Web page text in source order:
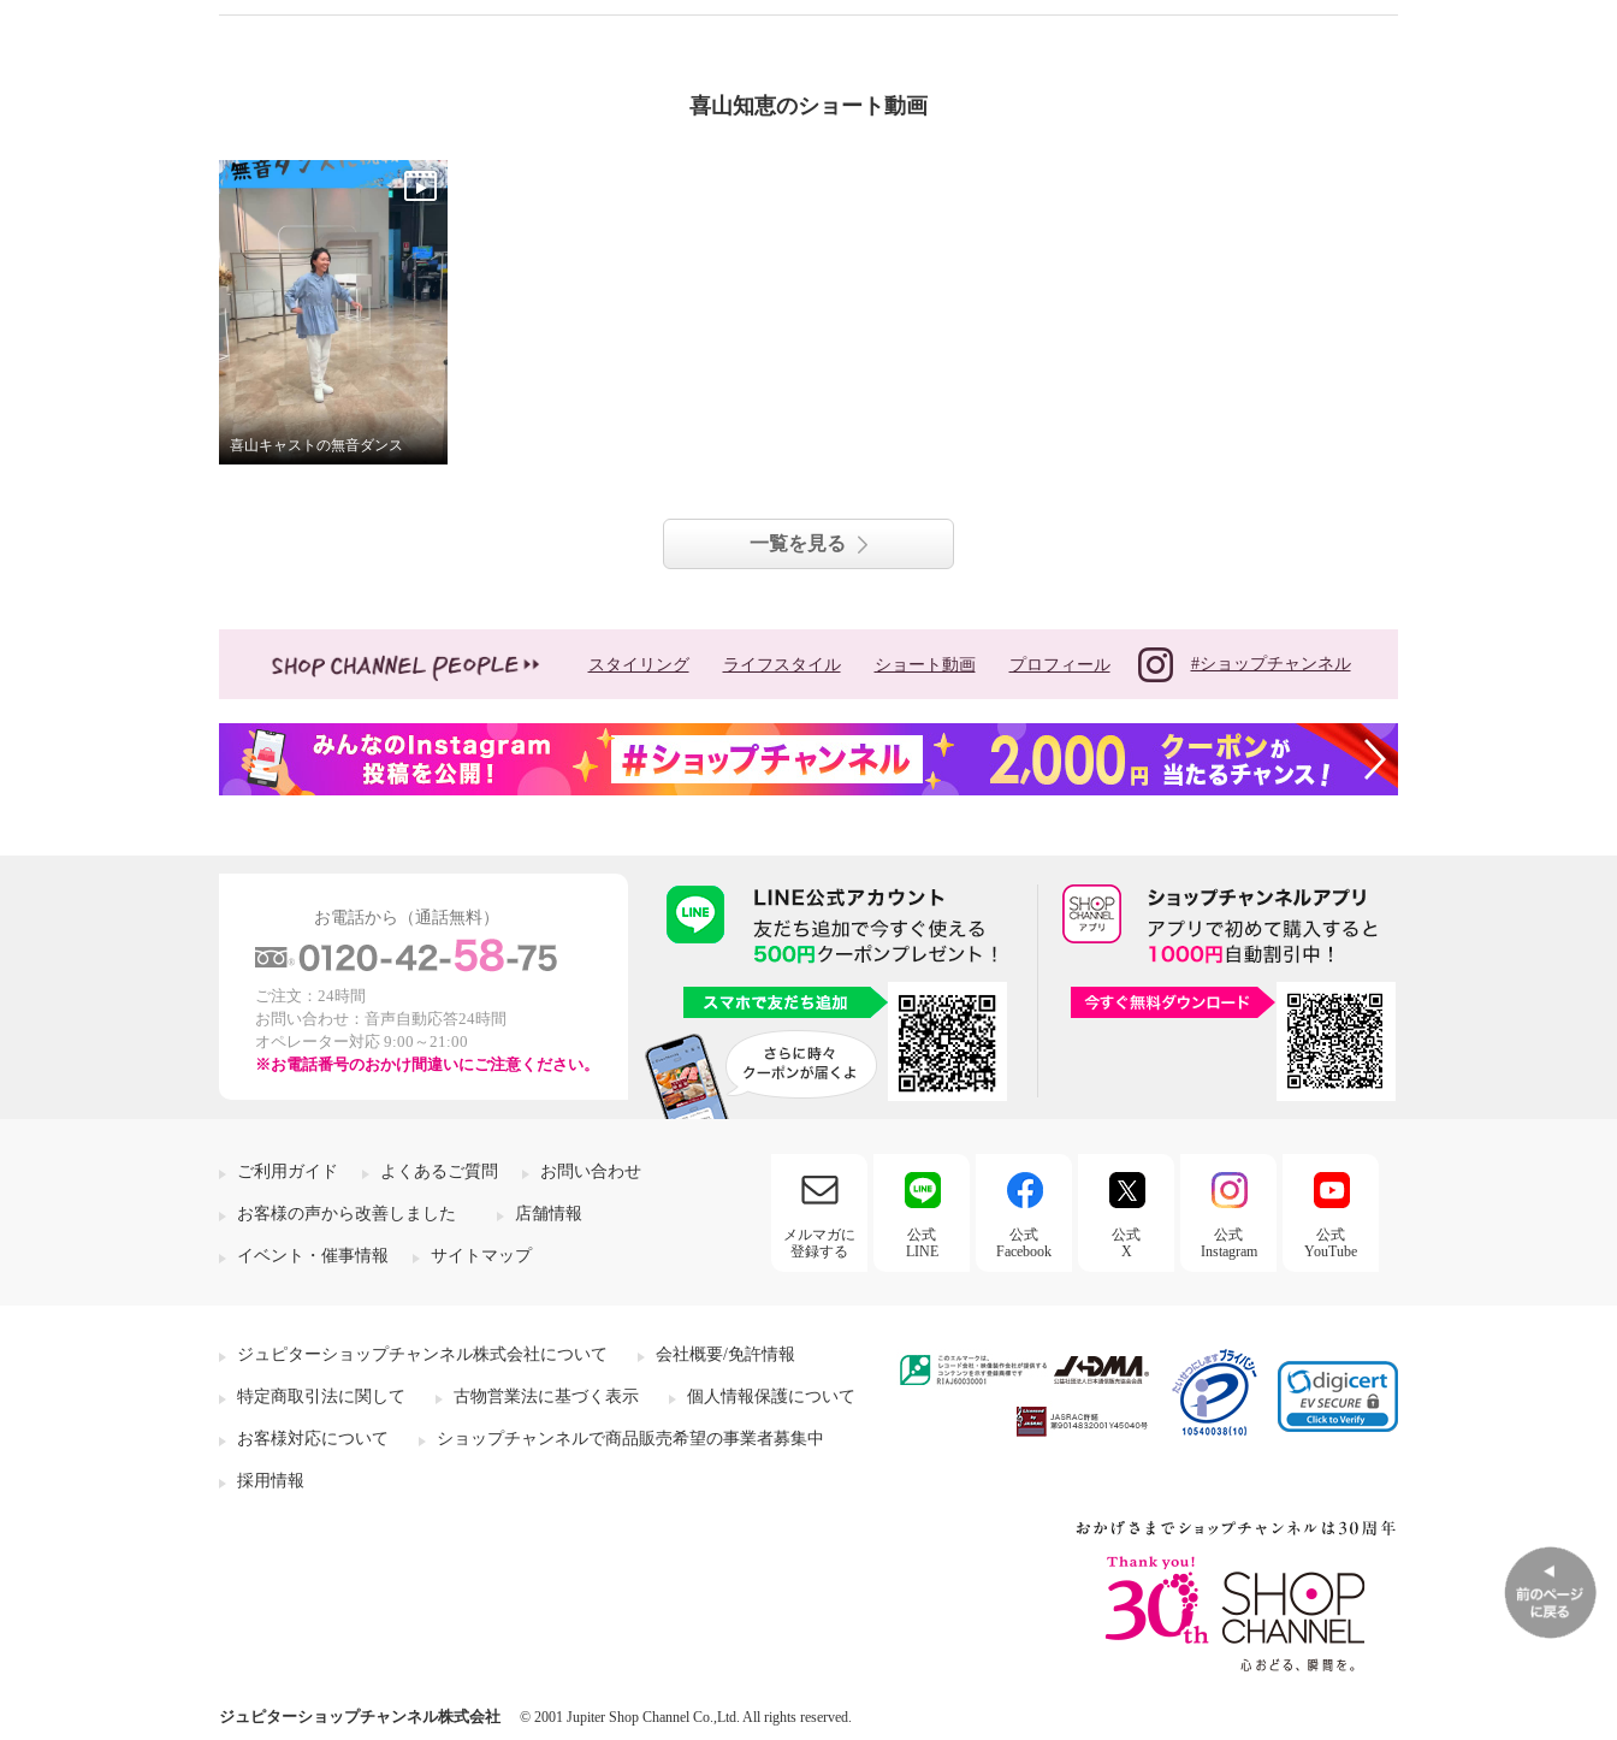
喜山知恵のショート動画
喜山キャストの無音ダンス
一覧を見る
スタイリング ライフスタイル ショート動画 プロフィール #ショップチャンネル
お電話から（通話無料）
ご注文：24時間
お問い合わせ：音声自動応答24時間
オペレーター対応 9:00～21:00
※お電話番号のおかけ間違いにご注意ください。
ご利用ガイド よくあるご質問 お問い合わせ
お客様の声から改善しました 店舗情報
イベント・催事情報 サイトマップ
メルマガに
登録する
公式
LINE
公式
Facebook
公式
X
公式
Instagram
公式
YouTube
ジュピターショップチャンネル株式会社について 会社概要/免許情報
特定商取引法に関して 古物営業法に基づく表示 個人情報保護について
お客様対応について ショップチャンネルで商品販売希望の事業者募集中
採用情報
ジュピターショップチャンネル株式会社 © 2001 Jupiter Shop Channel Co.,Ltd. All rights reserved.